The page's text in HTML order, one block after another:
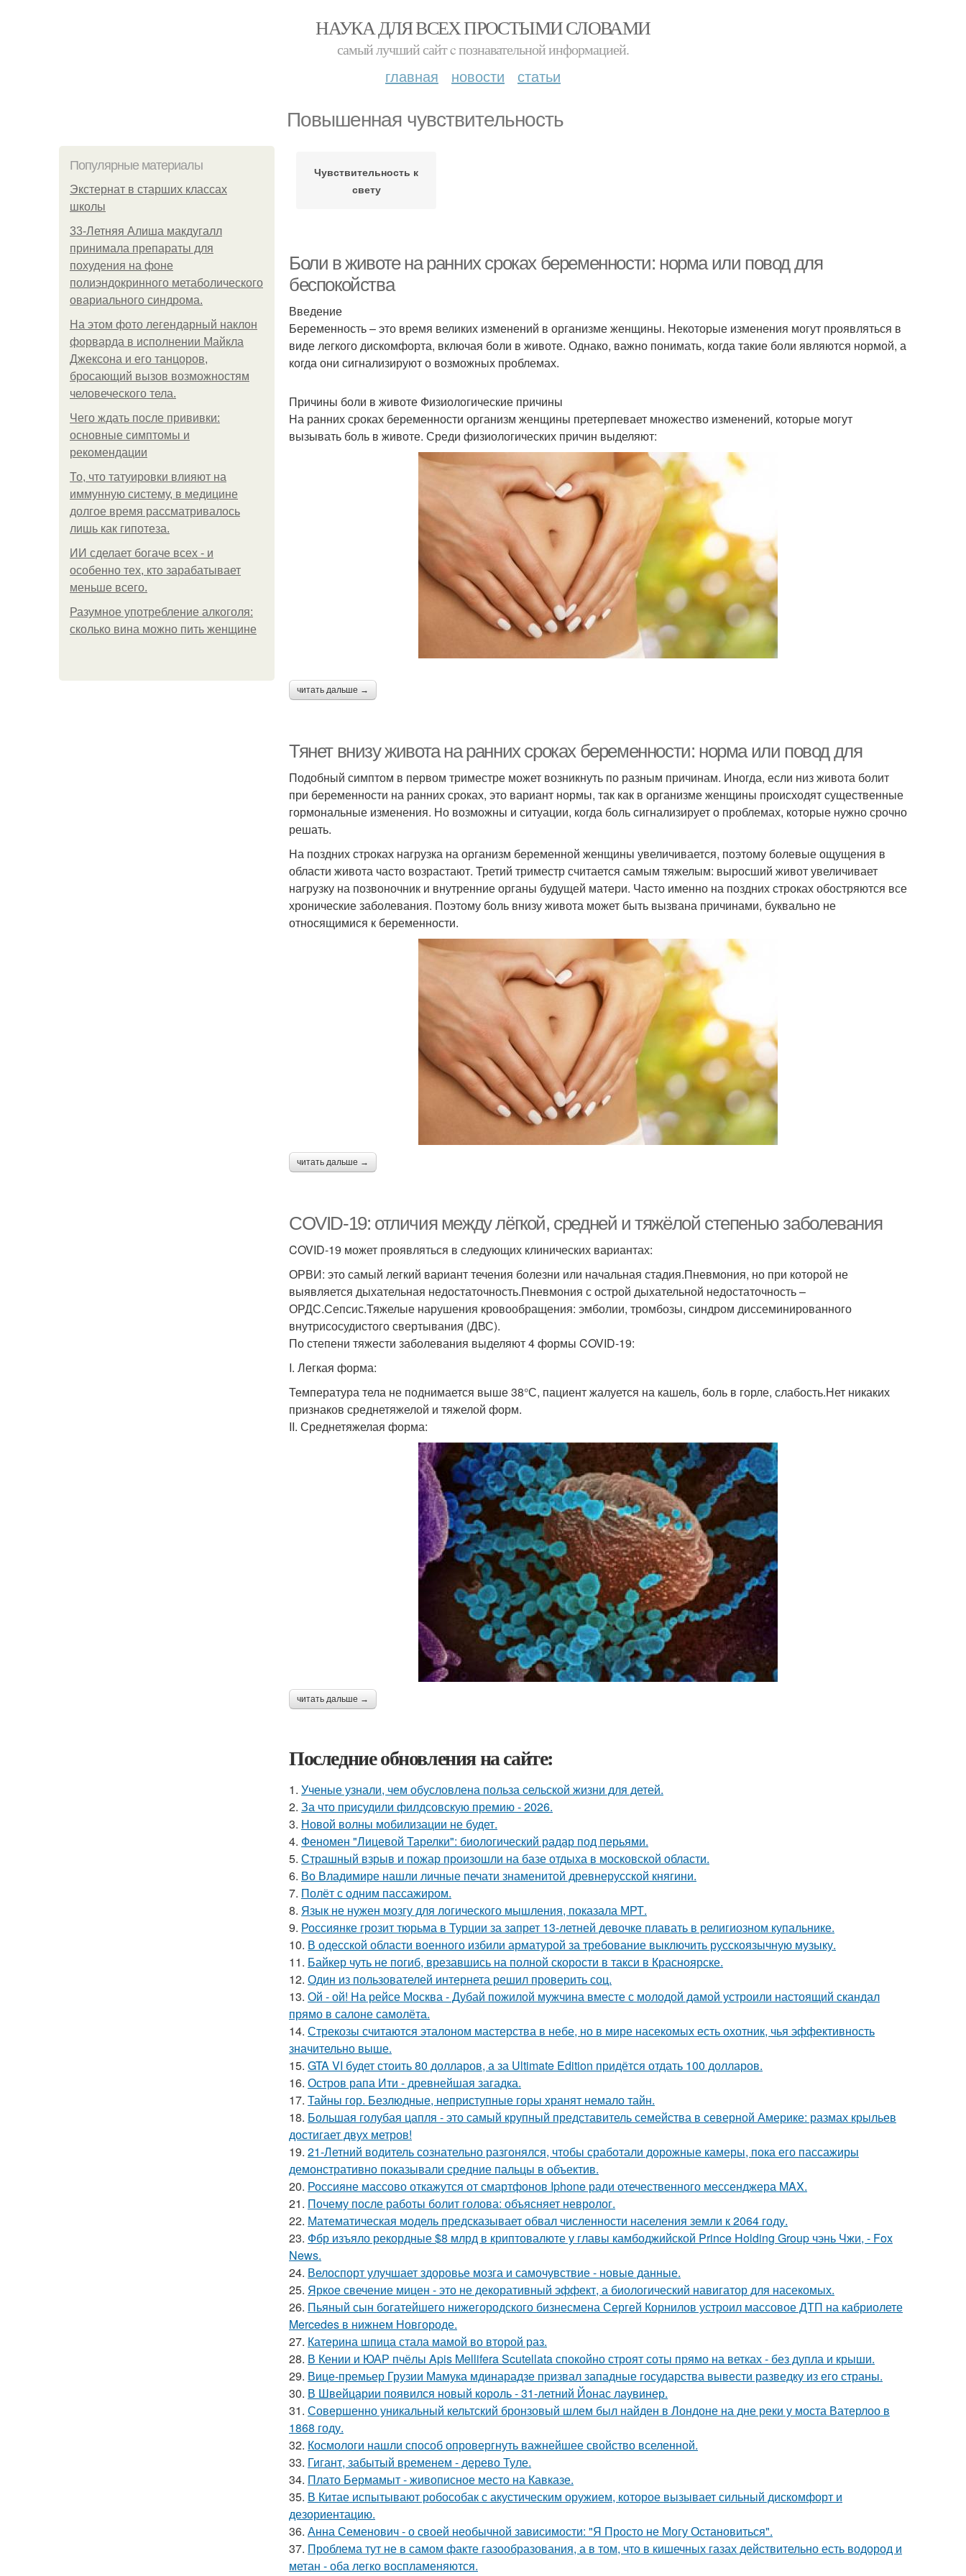
НАУКА ДЛЯ ВСЕХ ПРОСТЫМИ СЛОВАМИ
самый лучший сайт c познавательной информацией.
главная новости статьи
Повышенная чувствительность
Популярные материалы
Экстернат в старших классах
школы
33-Летняя Алиша макдугалл
принимала препараты для
похудения на фоне
полиэндокринного метаболического
овариального синдрома.
На этом фото легендарный наклон
форварда в исполнении Майкла
Джексона и его танцоров,
бросающий вызов возможностям
человеческого тела.
Чего ждать после прививки:
основные симптомы и
рекомендации
То, что татуировки влияют на
иммунную систему, в медицине
долгое время рассматривалось
лишь как гипотеза.
ИИ сделает богаче всех - и
особенно тех, кто зарабатывает
меньше всего.
Разумное употребление алкоголя:
сколько вина можно пить женщине
Чувствительность к
свету
Боли в животе на ранних сроках беременности: норма или повод для
беспокойства
Введение
Беременность – это время великих изменений в организме женщины. Некоторые изменения могут проявляться в
виде легкого дискомфорта, включая боли в животе. Однако, важно понимать, когда такие боли являются нормой, а
когда они сигнализируют о возможных проблемах.
Причины боли в животе Физиологические причины
На ранних сроках беременности организм женщины претерпевает множество изменений, которые могут
вызывать боль в животе. Среди физиологических причин выделяют:
читать дальше →
Тянет внизу живота на ранних сроках беременности: норма или повод для
Подобный симптом в первом триместре может возникнуть по разным причинам. Иногда, если низ живота болит
при беременности на ранних сроках, это вариант нормы, так как в организме женщины происходят существенные
гормональные изменения. Но возможны и ситуации, когда боль сигнализирует о проблемах, которые нужно срочно
решать.
На поздних строках нагрузка на организм беременной женщины увеличивается, поэтому болевые ощущения в
области живота часто возрастают. Третий триместр считается самым тяжелым: выросший живот увеличивает
нагрузку на позвоночник и внутренние органы будущей матери. Часто именно на поздних строках обостряются все
хронические заболевания. Поэтому боль внизу живота может быть вызвана причинами, буквально не
относящимися к беременности.
читать дальше →
COVID-19: отличия между лёгкой, средней и тяжёлой степенью заболевания
COVID-19 может проявляться в следующих клинических вариантах:
ОРВИ: это самый легкий вариант течения болезни или начальная стадия.Пневмония, но при которой не
выявляется дыхательная недостаточность.Пневмония с острой дыхательной недостаточность –
ОРДС.Сепсис.Тяжелые нарушения кровообращения: эмболии, тромбозы, синдром диссеминированного
внутрисосудистого свертывания (ДВС).
По степени тяжести заболевания выделяют 4 формы COVID-19:
I. Легкая форма:
Температура тела не поднимается выше 38°С, пациент жалуется на кашель, боль в горле, слабость.Нет никаких
признаков среднетяжелой и тяжелой форм.
II. Среднетяжелая форма:
читать дальше →
Последние обновления на сайте:
1. Ученые узнали, чем обусловлена польза сельской жизни для детей.
2. За что присудили филдсовскую премию - 2026.
3. Новой волны мобилизации не будет.
4. Феномен "Лицевой Тарелки": биологический радар под перьями.
5. Страшный взрыв и пожар произошли на базе отдыха в московской области.
6. Во Владимире нашли личные печати знаменитой древнерусской княгини.
7. Полёт с одним пассажиром.
8. Язык не нужен мозгу для логического мышления, показала МРТ.
9. Россиянке грозит тюрьма в Турции за запрет 13-летней девочке плавать в религиозном купальнике.
10. В одесской области военного избили арматурой за требование выключить русскоязычную музыку.
11. Байкер чуть не погиб, врезавшись на полной скорости в такси в Красноярске.
12. Один из пользователей интернета решил проверить соц.
13. Ой - ой! На рейсе Москва - Дубай пожилой мужчина вместе с молодой дамой устроили настоящий скандал
прямо в салоне самолёта.
14. Стрекозы считаются эталоном мастерства в небе, но в мире насекомых есть охотник, чья эффективность
значительно выше.
15. GTA VI будет стоить 80 долларов, а за Ultimate Edition придётся отдать 100 долларов.
16. Остров рапа Ити - древнейшая загадка.
17. Тайны гор. Безлюдные, неприступные горы хранят немало тайн.
18. Большая голубая цапля - это самый крупный представитель семейства в северной Америке: размах крыльев
достигает двух метров!
19. 21-Летний водитель сознательно разгонялся, чтобы сработали дорожные камеры, пока его пассажиры
демонстративно показывали средние пальцы в объектив.
20. Россияне массово откажутся от смартфонов Iphone ради отечественного мессенджера MAX.
21. Почему после работы болит голова: объясняет невролог.
22. Математическая модель предсказывает обвал численности населения земли к 2064 году.
23. Фбр изъяло рекордные $8 млрд в криптовалюте у главы камбоджийской Prince Holding Group чэнь Чжи, - Fox
News.
24. Велоспорт улучшает здоровье мозга и самочувствие - новые данные.
25. Яркое свечение мицен - это не декоративный эффект, а биологический навигатор для насекомых.
26. Пьяный сын богатейшего нижегородского бизнесмена Сергей Корнилов устроил массовое ДТП на кабриолете
Mercedes в нижнем Новгороде.
27. Катерина шпица стала мамой во второй раз.
28. В Кении и ЮАР пчёлы Apis Mellifera Scutellata спокойно строят соты прямо на ветках - без дупла и крыши.
29. Вице-премьер Грузии Мамука мдинарадзе призвал западные государства вывести разведку из его страны.
30. В Швейцарии появился новый король - 31-летний Йонас лаувинер.
31. Совершенно уникальный кельтский бронзовый шлем был найден в Лондоне на дне реки у моста Ватерлоо в
1868 году.
32. Космологи нашли способ опровергнуть важнейшее свойство вселенной.
33. Гигант, забытый временем - дерево Туле.
34. Плато Бермамыт - живописное место на Кавказе.
35. В Китае испытывают робособак с акустическим оружием, которое вызывает сильный дискомфорт и
дезориентацию.
36. Анна Семенович - о своей необычной зависимости: "Я Просто не Могу Остановиться".
37. Проблема тут не в самом факте газообразования, а в том, что в кишечных газах действительно есть водород и
метан - оба легко воспламеняются.